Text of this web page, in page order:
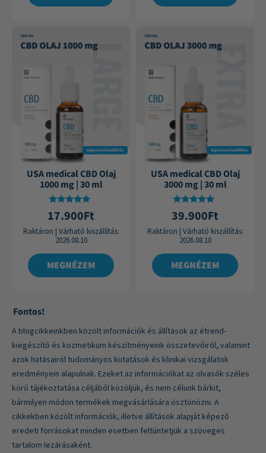
Ingyenes kiszállítás
USA medical CBD Olaj
1000 mg | 30 ml
Értékelés:
4.87
/ 5
17.900Ft
Raktáron | Várható kiszállítás:
2026.08.10
MEGNÉZEM
Ingyenes kiszállítás
USA medical CBD Olaj
3000 mg | 30 ml
Értékelés:
4.88
/ 5
39.900Ft
Raktáron | Várható kiszállítás:
2026.08.10
MEGNÉZEM
Fontos!
A blogcikkeinkben közölt információk és állítások az étrend-
kiegészítő és kozmetikum készítményeink összetevőiről, valamint
azok hatásairól tudományos kutatások és klinikai vizsgálatok
eredményein alapulnak. Ezeket az információkat az olvasók széles
körű tájékoztatása céljából közöljük, és nem célunk bárkit,
bármilyen módon termékek megvásárlására ösztönözni. A
cikkekben közölt információk, illetve állítások alapját képező
eredeti forrásokat minden esetben feltüntetjük a szöveges
tartalom lezárásaként.